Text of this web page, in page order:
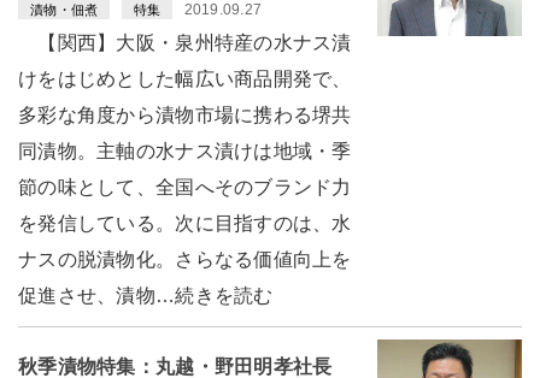
漬物・佃煮 特集 2019.09.27
【関西】大阪・泉州特産の水ナス漬
けをはじめとした幅広い商品開発で、
多彩な角度から漬物市場に携わる堺共
同漬物。主軸の水ナス漬けは地域・季
節の味として、全国へそのブランド力
を発信している。次に目指すのは、水
ナスの脱漬物化。さらなる価値向上を
促進させ、漬物…続きを読む
秋季漬物特集：丸越・野田明孝社長